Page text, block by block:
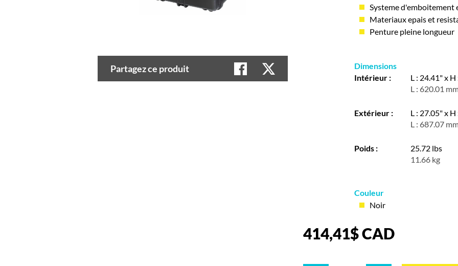
Partagez ce produit
Systeme d'emboitement
Materiaux epais et
Penture pleine longueur
Dimensions
Intérieur :
L : 24.41" x
L : 620.01
Extérieur :
L : 27.05" x
L : 687.07
Poids :
25.72 lbs
11.66 kg
Couleur
Noir
414,41$CAD